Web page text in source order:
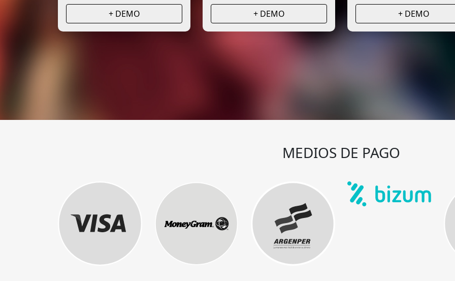
+ DEMO + DEMO + DEMO
MEDIOS DE PAGO